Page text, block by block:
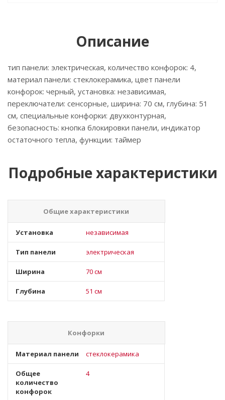
Описание
тип панели: электрическая, количество конфорок: 4,
материал панели: стеклокерамика, цвет панели
конфорок: черный, установка: независимая,
переключатели: сенсорные, ширина: 70 см, глубина: 51
см, специальные конфорки: двухконтурная,
безопасность: кнопка блокировки панели, индикатор
остаточного тепла, функции: таймер
Подробные характеристики
Общие характеристики
Установка независимая
Тип панели электрическая
Ширина 70 см
Глубина 51 см
Конфорки
Материал панели стеклокерамика
Общее
количество
конфорок
4